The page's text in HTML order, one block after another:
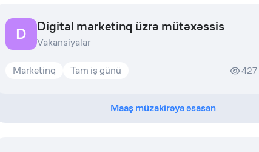
D Digital marketinq üzrə mütəxəssis
Vakansiyalar
Marketinq Tam iş günü 427
Maaş müzakirəyə əsasən